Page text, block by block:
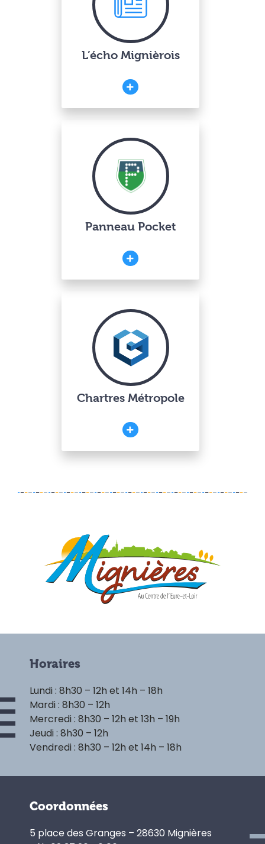
L’écho Mignièrois
Panneau Pocket
Chartres Métropole
Horaires
Lundi : 8h30 – 12h et 14h – 18h
Mardi : 8h30 – 12h
Mercredi : 8h30 – 12h et 13h – 19h
Jeudi : 8h30 – 12h
Vendredi : 8h30 – 12h et 14h – 18h
Coordonnées
5 place des Granges – 28630 Mignières